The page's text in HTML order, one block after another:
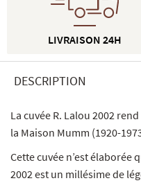
LIVRAISON 24H
DESCRIPTION
La cuvée R. Lalou 2002
la Maison Mumm (1920-
Cette cuvée n’est élaborée
2002 est un millésime de